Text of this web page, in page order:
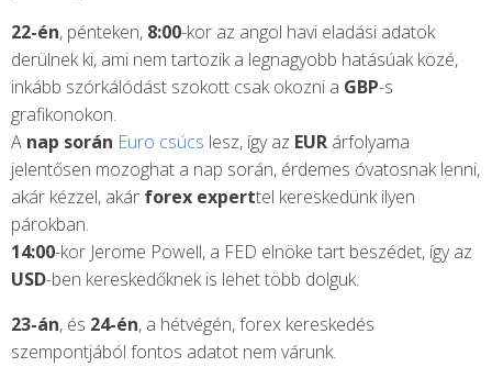
22-én, pénteken, 8:00-kor az angol havi eladási adatok
derülnek ki, ami nem tartozik a legnagyobb hatásúak közé,
inkább szórkálódást szokott csak okozni a GBP-s
grafikonokon.
A nap során Euro csúcs lesz, így az EUR árfolyama
jelentősen mozoghat a nap során, érdemes óvatosnak lenni,
akár kézzel, akár forex experttel kereskedünk ilyen
párokban.
14:00-kor Jerome Powell, a FED elnöke tart beszédet, így az
USD-ben kereskedőknek is lehet több dolguk.
23-án, és 24-én, a hétvégén, forex kereskedés
szempontjából fontos adatot nem várunk.